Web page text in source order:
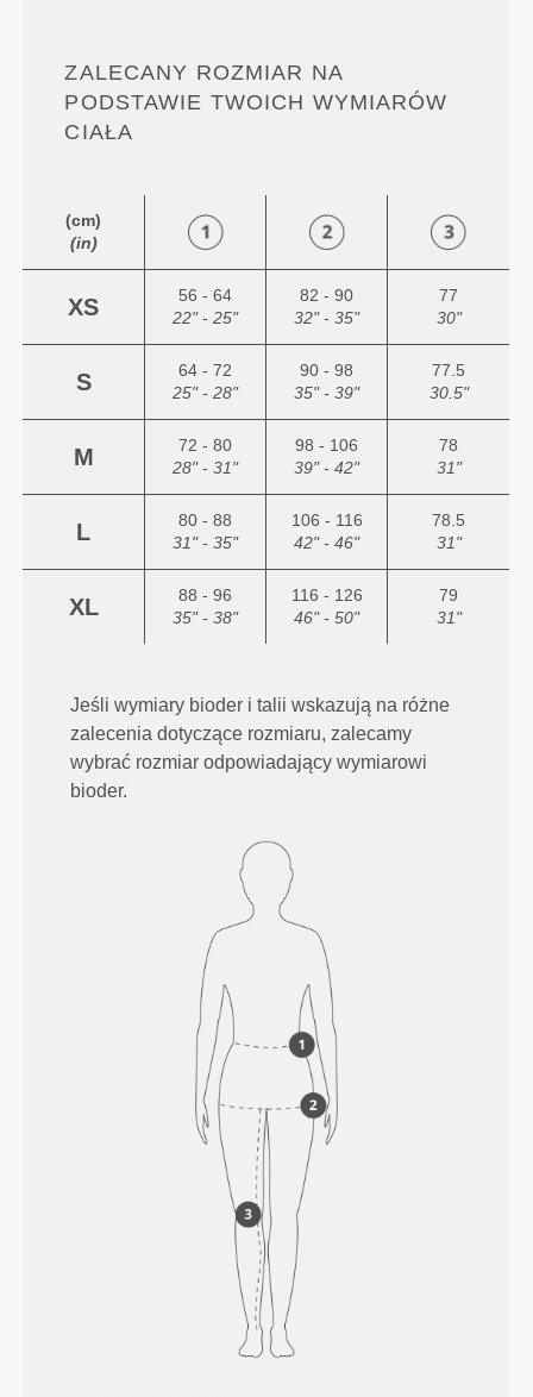
ZALECANY ROZMIAR NA
PODSTAWIE TWOICH WYMIARÓW
CIAŁA
(cm)
(in)
XS
56 - 64
22" - 25"
82 - 90
32" - 35"
77
30"
S
64 - 72
25" - 28"
90 - 98
35" - 39"
77.5
30.5"
M
72 - 80
28" - 31"
98 - 106
39" - 42"
78
31"
L
80 - 88
31" - 35"
106 - 116
42" - 46"
78.5
31"
XL
88 - 96
35" - 38"
116 - 126
46" - 50"
79
31"
Jeśli wymiary bioder i talii wskazują na różne
zalecenia dotyczące rozmiaru, zalecamy
wybrać rozmiar odpowiadający wymiarowi
bioder.